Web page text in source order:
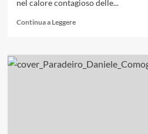
nel calore contagioso delle...
Continua a LeggereLeggi
su
«Mi